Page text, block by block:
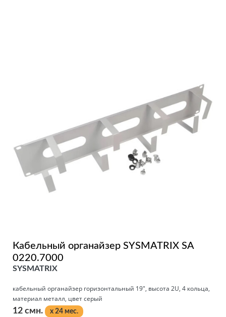
Кабельный органайзер SYSMATRIX SA
0220.7000
SYSMATRIX
кабельный органайзер горизонтальный 19", высота 2U, 4 кольца,
материал металл, цвет серый
12 смн.
x 24 мес.